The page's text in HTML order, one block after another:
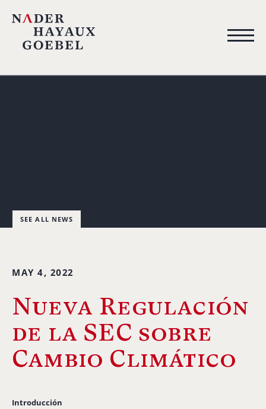
SEE ALL NEWS
MAY 4, 2022
Nueva Regulación
de la SEC sobre
Cambio Climático
Introducción